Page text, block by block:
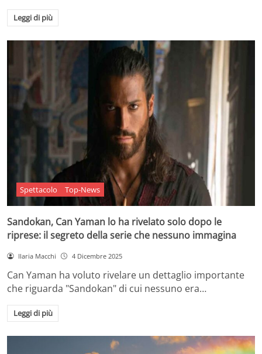
Leggi di più
Spettacolo Top-News
Sandokan, Can Yaman lo ha rivelato solo dopo le
riprese: il segreto della serie che nessuno immagina
Ilaria Macchi 4 Dicembre 2025
Can Yaman ha voluto rivelare un dettaglio importante
che riguarda "Sandokan" di cui nessuno era…
Leggi di più